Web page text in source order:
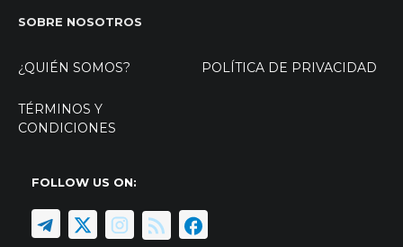
SOBRE NOSOTROS
¿QUIÉN SOMOS? POLÍTICA DE PRIVACIDAD
TÉRMINOS Y
CONDICIONES
FOLLOW US ON: